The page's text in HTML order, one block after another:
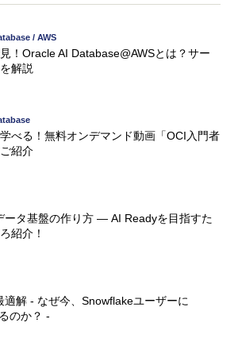
/ AWS
！Oracle AI Database@AWSとは？サー
解説
べる！無料オンデマンド動画「OCI入門者
紹介
ータ基盤の作り方 ― AI Readyを目指すた
紹介！
適解 - なぜ今、Snowflakeユーザーに
のか？ -